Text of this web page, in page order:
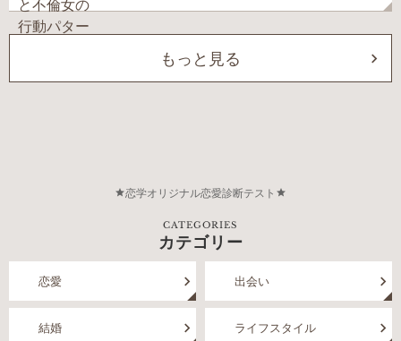
もっと見る
恋学オリジナル恋愛診断テスト
CATEGORIES
カテゴリー
恋愛 出会い
結婚 ライフスタイル